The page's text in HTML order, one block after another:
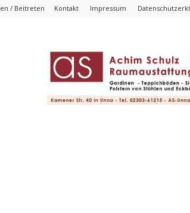
/ Beitreten Kontakt Impressum